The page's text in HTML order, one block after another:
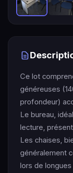
Ce lot
généreuses
profondeur)
Le bureau,
lecture,
Les chaises,
généralement
lors de